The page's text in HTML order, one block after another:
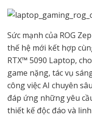
Sức mạnh của ROG
thế hệ mới kết hợp
RTX™ 5090 Laptop,
game nặng, tác vụ
công việc AI chuyên
đáp ứng những yêu
thiết kế độc đáo và